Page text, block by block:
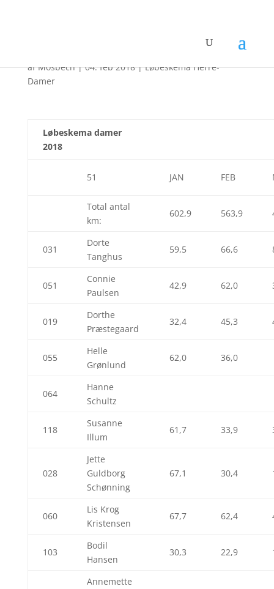
Løbeskema Damer 2018
afMosbech|04. feb 2018|Løbeskema Herre-
Damer
Løbeskema damer
2018
51 JAN FEB
Total antal
km:
602,9 563,9
031
Dorte
Tanghus
59,5 66,6
051
Connie
Paulsen
42,9 62,0
019
Dorthe
Præstegaard
32,4 45,3
055
Helle
Grønlund
62,0 36,0
064
Hanne
Schultz
118
Susanne
Illum
61,7 33,9
028
Jette
Guldborg
Schønning
67,1 30,4
060
Lis Krog
Kristensen
67,7 62,4
103
Bodil
Hansen
30,3 22,9
Annemette